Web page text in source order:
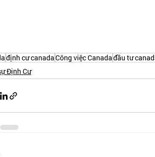
định cư canadaCông việc Canadađầu tư
Định Cư